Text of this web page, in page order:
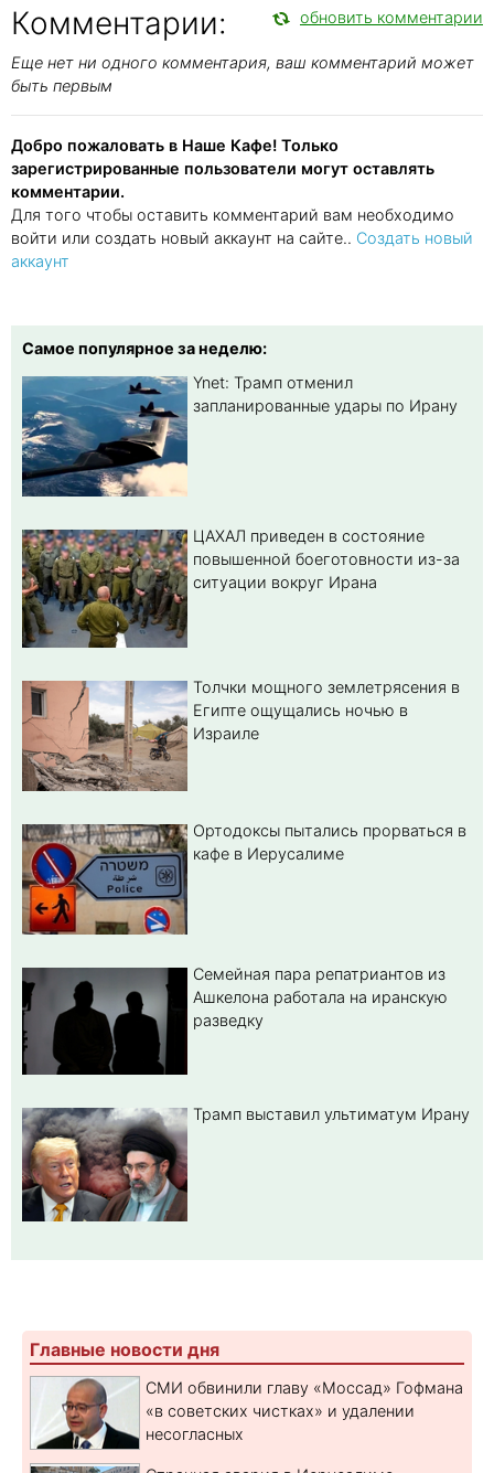
Комментарии: обновить комментарии
Еще нет ни одного комментария, ваш комментарий может
быть первым
Добро пожаловать в Наше Кафе! Только
зарегистрированные пользователи могут оставлять
комментарии.
Для того чтобы оставить комментарий вам необходимо
войти или создать новый аккаунт на сайте.. Создать новый
аккаунт
Самое популярное за неделю:
Ynet: Трамп отменил
запланированные удары по Ирану
ЦАХАЛ приведен в состояние
повышенной боеготовности из-за
ситуации вокруг Ирана
Толчки мощного землетрясения в
Египте ощущались ночью в
Израиле
Ортодоксы пытались прорваться в
кафе в Иерусалиме
Семейная пара репатриантов из
Ашкелона работала на иранскую
разведку
Трамп выставил ультиматум Ирану
Главные новости дня
СМИ обвинили главу «Моссад» Гофмана
«в советских чистках» и удалении
несогласных